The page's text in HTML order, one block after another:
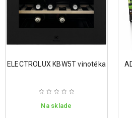
ELECTROLUX KBW5T vinotéka
Na sklade